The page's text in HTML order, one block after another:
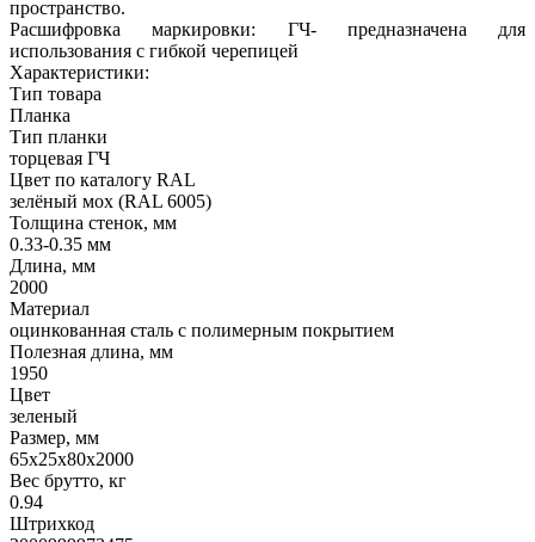
пространство.
Расшифровка маркировки: ГЧ- предназначена для
использования с гибкой черепицей
Характеристики:
Тип товара
Планка
Тип планки
торцевая ГЧ
Цвет по каталогу RAL
зелёный мох (RAL 6005)
Толщина стенок, мм
0.33-0.35 мм
Длина, мм
2000
Материал
оцинкованная сталь с полимерным покрытием
Полезная длина, мм
1950
Цвет
зеленый
Размер, мм
65х25х80х2000
Вес брутто, кг
0.94
Штрихкод